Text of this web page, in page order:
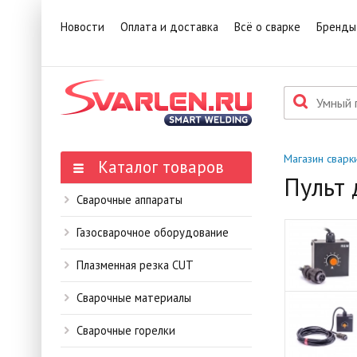
Новости Оплата и доставка Всё о сварке Бренды
Каталог товаров
Сварочные аппараты
Газосварочное оборудование
Плазменная резка CUT
Сварочные материалы
Сварочные горелки
Магазин
Пульт